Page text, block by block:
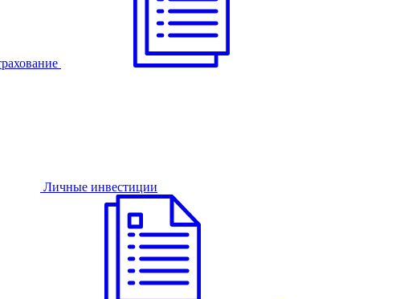
Личные инвестиции